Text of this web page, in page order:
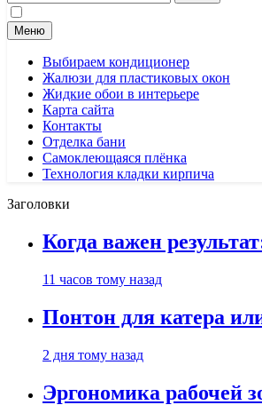
Меню
Выбираем кондиционер
Жалюзи для пластиковых окон
Жидкие обои в интерьере
Карта сайта
Контакты
Отделка бани
Самоклеющаяся плёнка
Технология кладки кирпича
Заголовки
Когда важен
11 часов тому назад
Понтон для катера
2 дня тому назад
Эргономика рабочей